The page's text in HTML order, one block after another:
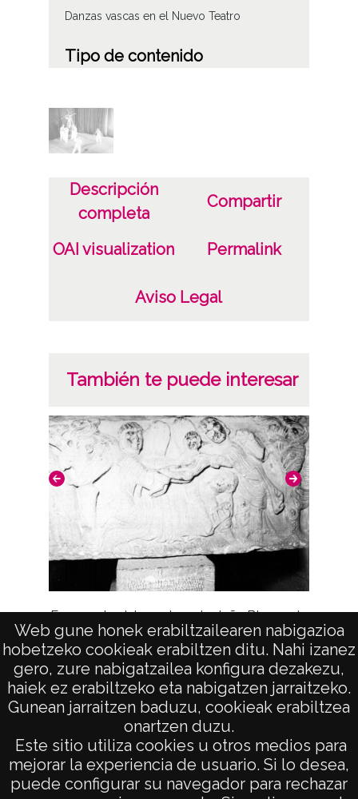
Web gune honek erabiltzailearen nabigazioa
hobetzeko cookieak erabiltzen ditu. Nahi izanez
gero, zure nabigatzailea konfigura dezakezu,
haiek ez erabiltzeko eta nabigatzen jarraitzeko.
Gunean jarraitzen baduzu, cookieak erabiltzea
onartzen duzu.
Este sitio utiliza cookies u otros medios para
mejorar la experiencia de usuario. Si lo desea,
puede configurar su navegador para rechazar
Danzas vascas en el Nuevo Teatro
Tipo de contenido
Características del soporte
Tipo de imagen: Positivos Imagen Final:
B/N;
19400101
1940, enero, 1 a 1960, diciembre, 31 -
Lugar
Notas
Nº de identificación: 5747 Positivo original:
5747;
Signaturas: Copia digital: ATHA-DAF-GUE-
5747;
Licencia de las imágenes
CC BY-NC-SA 4.0
Descripción
completa
Compartir
OAI visualization Permalink
Aviso Legal
También te puede interesar
Fragmento del sepulcro de doña Blanca de
Navarra en el monasterio de Santa María la
Real (NAJERA)
AVISO LEGAL
POLÍTICA DE PRIVACIDAD
ACCESIBILIDAD